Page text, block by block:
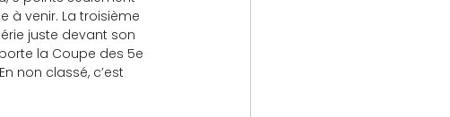
à venir. La troisième
juste devant son
la Coupe des 5e
non classé, c’est